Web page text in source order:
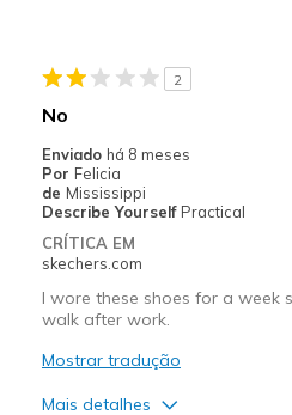
2
No
Enviado há 8 meses
Por Felicia
de Mississippi
Describe Yourself Practical
CRÍTICA EM
skechers.com
I wore these shoes for a week
walk after work.
Mostrar tradução
Mais detalhes